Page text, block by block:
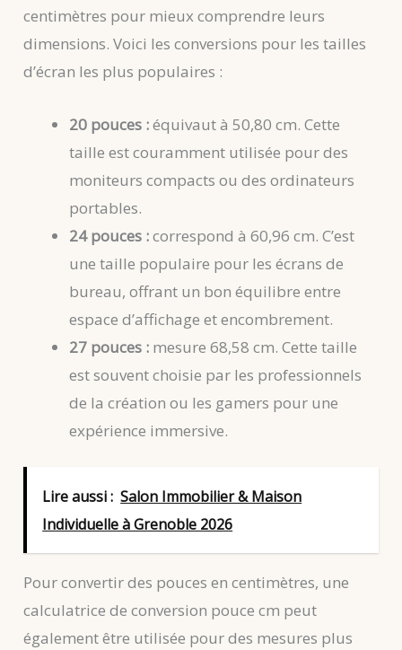
centimètres pour mieux comprendre leurs
dimensions. Voici les conversions pour les tailles
d’écran les plus populaires :
20 pouces :équivaut à 50,80 cm. Cette
taille est couramment utilisée pour des
moniteurs compacts ou des ordinateurs
portables.
24 pouces :correspond à 60,96 cm. C’est
une taille populaire pour les écrans de
bureau, offrant un bon équilibre entre
espace d’affichage et encombrement.
27 pouces : mesure 68,58 cm. Cette taille
est souvent choisie par les professionnels
de la création ou les gamers pour une
expérience immersive.
Lire aussi : Salon Immobilier & Maison
Individuelle à Grenoble 2026
Pour convertir des pouces en centimètres, une
calculatrice de conversion pouce cm peut
également être utilisée pour des mesures plus